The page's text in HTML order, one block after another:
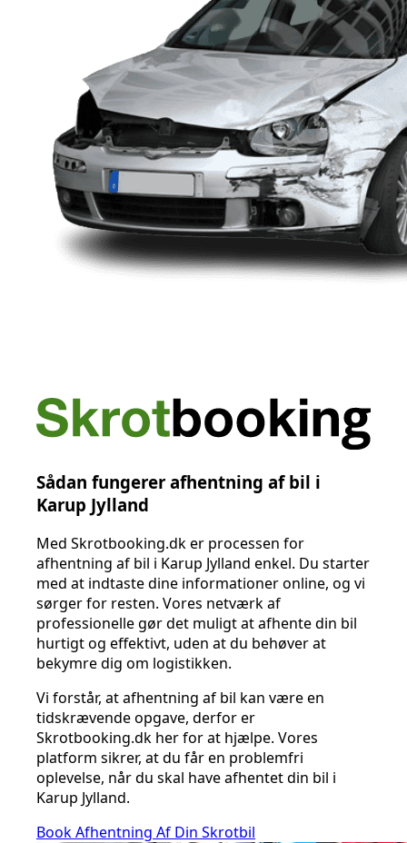
Sådan fungerer afhentning af bil i
Karup Jylland
Med Skrotbooking.dk er processen for
afhentning af bil i Karup Jylland enkel. Du starter
med at indtaste dine informationer online, og vi
sørger for resten. Vores netværk af
professionelle gør det muligt at afhente din bil
hurtigt og effektivt, uden at du behøver at
bekymre dig om logistikken.
Vi forstår, at afhentning af bil kan være en
tidskrævende opgave, derfor er
Skrotbooking.dk her for at hjælpe. Vores
platform sikrer, at du får en problemfri
oplevelse, når du skal have afhentet din bil i
Karup Jylland.
Book Afhentning Af Din Skrotbil